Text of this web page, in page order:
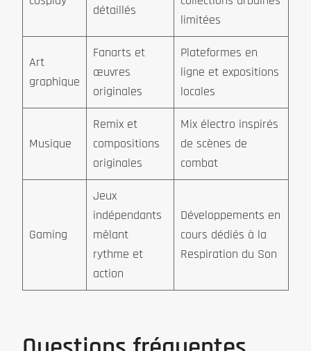
détaillés
limitées
Art
graphique
Fanarts et
œuvres
originales
Plateformes en
ligne et expositions
locales
Musique
Remix et
compositions
originales
Mix électro inspirés
de scènes de
combat
Gaming
Jeux
indépendants
mêlant
rythme et
action
Développements en
cours dédiés à la
Respiration du Son